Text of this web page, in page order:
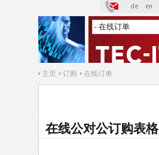
de en
主页 订购 在线订单
在线公对公订购表格